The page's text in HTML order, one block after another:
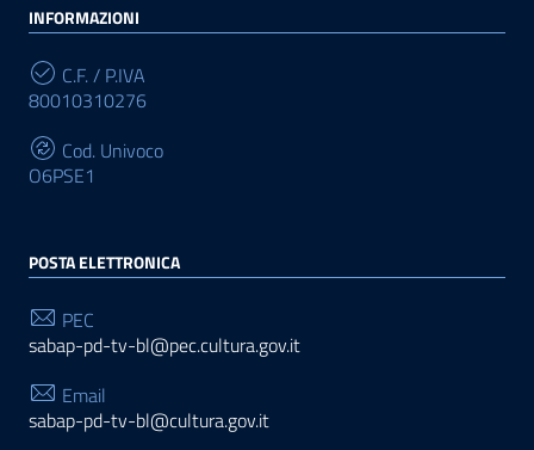
INFORMAZIONI
C.F. / P.IVA
80010310276
Cod. Univoco
O6PSE1
POSTA ELETTRONICA
PEC
sabap-pd-tv-bl@pec.cultura.gov.it
Email
sabap-pd-tv-bl@cultura.gov.it